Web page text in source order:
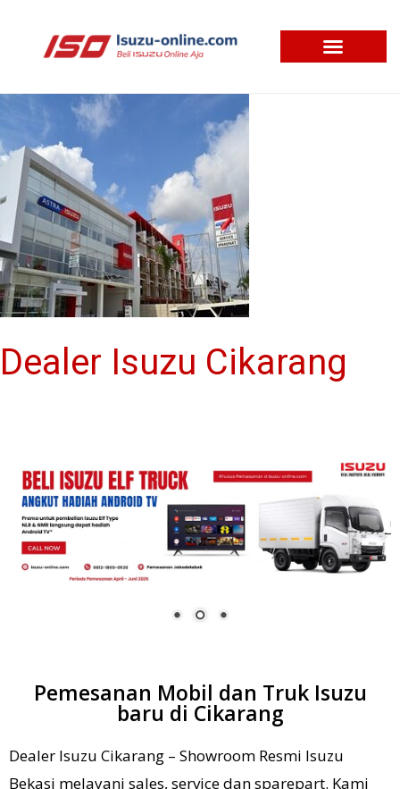
Dealer Isuzu Cikarang
Pemesanan Mobil dan Truk Isuzu
baru di Cikarang
Dealer Isuzu Cikarang – Showroom Resmi Isuzu
Bekasi melayani sales, service dan sparepart. Kami
Cikarang